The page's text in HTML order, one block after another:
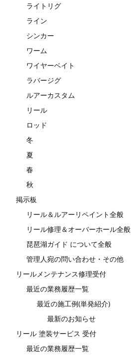
ライトリグ
ライン
シンカー
ワーム
ワイヤーベイト
ラバージグ
ルアーカスタム
リール
ロッド
冬
夏
春
秋
掲示板
リール＆ルアーリペイント全般
リール修理＆オーバーホール全般
琵琶湖ガイド について全般
管理人宛の問い合わせ・その他
リールメンテナンス修理受付
最近の業務履歴一覧
最近の施工例(単発紹介)
最新のお知らせ
リール 塗装サービス 受付
最近の業務履歴一覧